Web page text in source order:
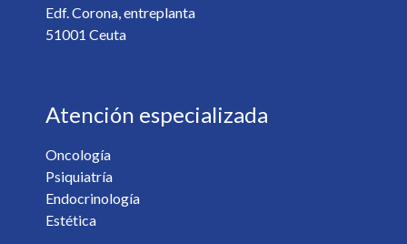
¿Desea recibir información de nuestro centro? *
Sí
No
Edf. Corona, entreplanta
51001 Ceuta
Atención especializada
Oncología
Psiquiatría
Endocrinología
Estética